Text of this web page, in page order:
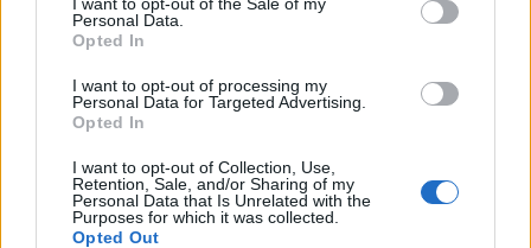
Personal Data.
Opted In
I want to opt-out of processing my
Personal Data for Targeted Advertising.
Opted In
I want to opt-out of Collection, Use,
Retention, Sale, and/or Sharing of my
Personal Data that Is Unrelated with the
Purposes for which it was collected.
Opted Out